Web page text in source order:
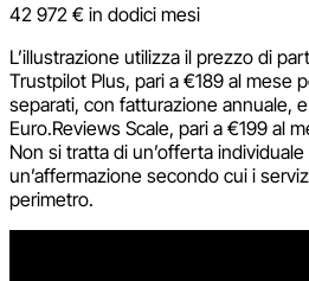
42 972 € in dodici mesi
L’illustrazione utilizza il prezzo di
Trustpilot Plus, pari a €189 al mese
separati, con fatturazione annuale,
Euro.Reviews Scale, pari a €199 al
Non si tratta di un’offerta
un’affermazione secondo cui i
perimetro.